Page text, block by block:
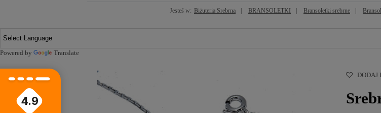
Jesteś w: Biżuteria Srebrna BRANSOLETKI Bransoletki srebrne
Powered by Translate
DODAJ
4.9